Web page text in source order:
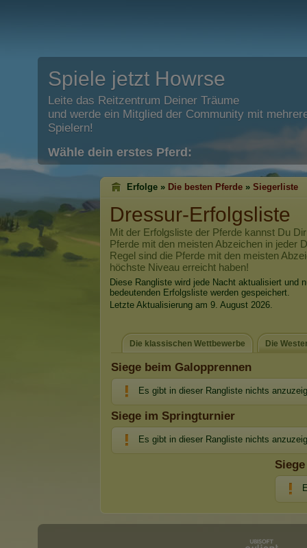
Spiele jetzt Howrse
Leite das Reitzentrum Deiner Träume
und werde ein Mitglied der Community mit
Spielern!
Wähle dein erstes Pferd:
Erfolge » Die besten Pferde » Siegerliste
Dressur-Erfolgsliste
Mit der Erfolgsliste der Pferde kannst Du
Pferde mit den meisten Abzeichen in jeder
Regel sind die Pferde mit den meisten
höchste Niveau erreicht haben!
Diese Rangliste wird jede Nacht aktualisiert und
bedeutenden Erfolgsliste werden gespeichert.
Letzte Aktualisierung am 9. August 2026.
Die klassischen Wettbewerbe Die
Siege beim Galopprennen
Es gibt in dieser Rangliste nichts
Siege im Springturnier
Es gibt in dieser Rangliste nichts